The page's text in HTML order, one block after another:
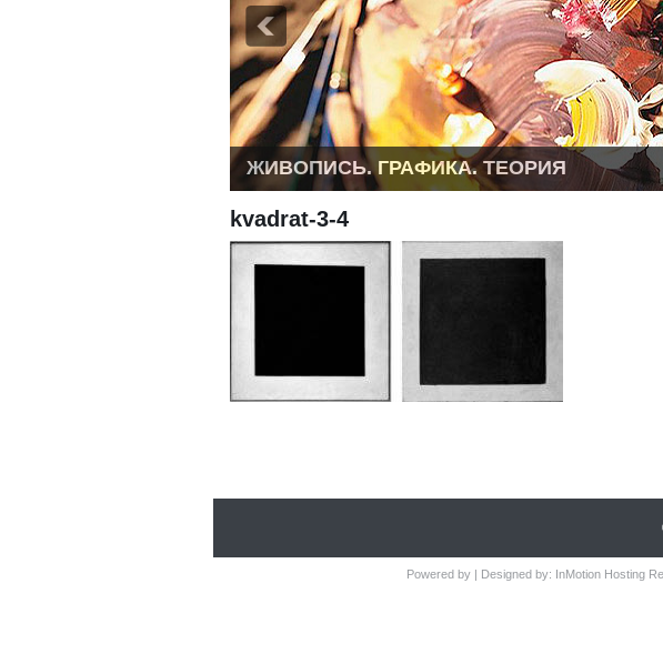
ЖИВОПИСЬ. ГРАФИКА. ТЕОРИЯ
kvadrat-3-4
Powered by | Designed by: InMotion Hosting